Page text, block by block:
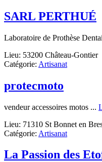
SARL PERTHUÉ
Laboratoire de Prothèse
Lieu: 53200 Château-Gontier
Catégorie: Artisanat
protecmoto
vendeur accessoires motos ...
Lieu: 71310 St Bonnet en
Catégorie: Artisanat
La Passion des